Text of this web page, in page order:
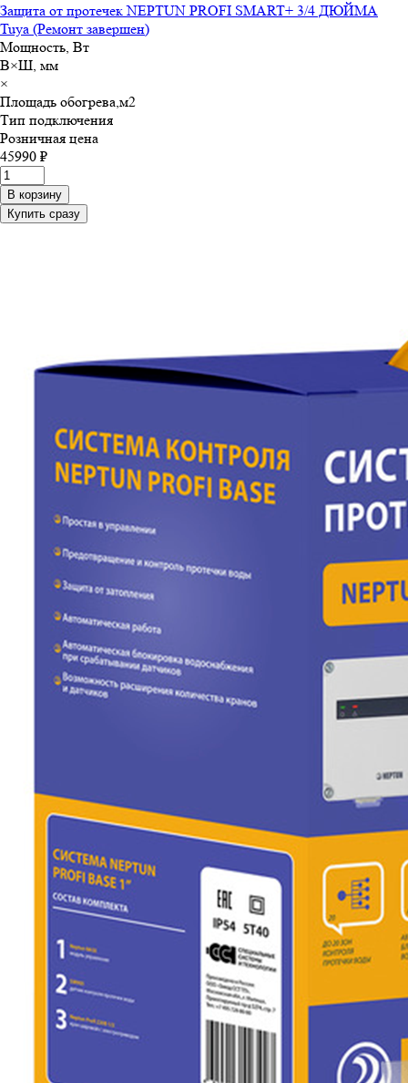
Защита от протечек NEPTUN PROFI SMART+ 3/4 ДЮЙМА
Tuya (Ремонт завершен)
Мощность, Вт
В×Ш, мм
×
Площадь обогрева,м2
Тип подключения
Розничная цена
45990 ₽
В корзину
Купить сразу